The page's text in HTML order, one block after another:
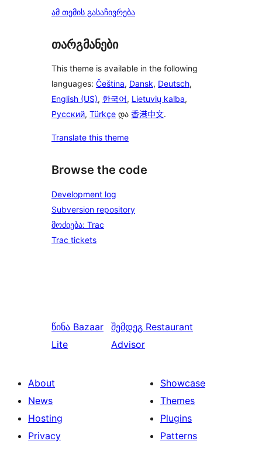
ამ თემის გასაჩივრება
თარგმანები
This theme is available in the following
languages: Čeština, Dansk, Deutsch,
English (US), 한국어, Lietuvių kalba,
Русский, Türkçe და 香港中文.
Translate this theme
Browse the code
Development log
Subversion repository
მოძიება: Trac
Trac tickets
წინა Bazaar
Lite
შემდეგ Restaurant
Advisor
About
News
Hosting
Privacy
Showcase
Themes
Plugins
Patterns